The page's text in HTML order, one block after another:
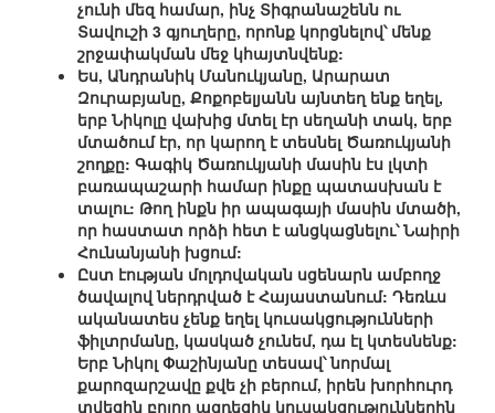
չունի մեզ համար, ինչ Տիգրանաշենն ու
Տավուշի 3 գյուղերը, որոնք կորցնելով՝ մենք
շրջափակման մեջ կհայտնվենք:
Ես, Անդրանիկ Մանուկյանը, Արարատ
Զուրաբյանը, Քոքոբելյանն այնտեղ ենք եղել,
երբ Նիկոլը վախից մտել էր սեղանի տակ, երբ
մտածում էր, որ կարող է տեսնել Ծառուկյանի
շողքը: Գագիկ Ծառուկյանի մասին էս լկտի
բառապաշարի համար ինքը պատասխան է
տալու: Թող ինքն իր ապագայի մասին մտածի,
որ հաստատ որձի հետ է անցկացնելու՝ Նաիրի
Հունանյանի խցում:
Ըստ էության մոլդովական սցենարն ամբողջ
ծավալով ներդրված է Հայաստանում: Դեռևս
ականատես չենք եղել կուսակցությունների
ֆիլտրմանը, կասկած չունեմ, դա էլ կտեսնենք:
Երբ Նիկոլ Փաշինյանը տեսավ՝ նորմալ
քարոզարշավը քվե չի բերում, իրեն խորհուրդ
տվեցին բոլոր ազդեցիկ կուսակցություններին